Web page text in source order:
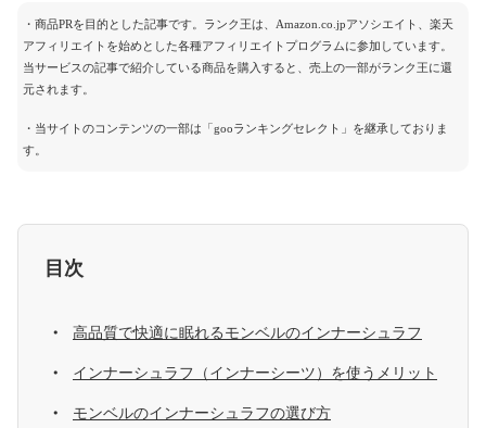
・商品PRを目的とした記事です。ランク王は、Amazon.co.jpアソシエイト、楽天
アフィリエイトを始めとした各種アフィリエイトプログラムに参加しています。
当サービスの記事で紹介している商品を購入すると、売上の一部がランク王に還
元されます。
・当サイトのコンテンツの一部は「gooランキングセレクト」を継承しておりま
す。
目次
高品質で快適に眠れるモンベルのインナーシュラフ
インナーシュラフ（インナーシーツ）を使うメリット
モンベルのインナーシュラフの選び方